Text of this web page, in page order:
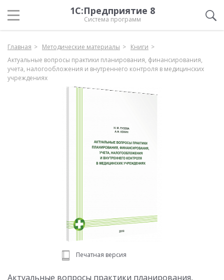
1С:Предприятие 8
Система программ
Главная Методические материалы
Книги
Актуальные вопросы практики планирования, финансирования,
учета, налогообложения и внутреннего контроля в медицинских
учреждениях
Актуальные вопросы практики планирования,
Печатная версия